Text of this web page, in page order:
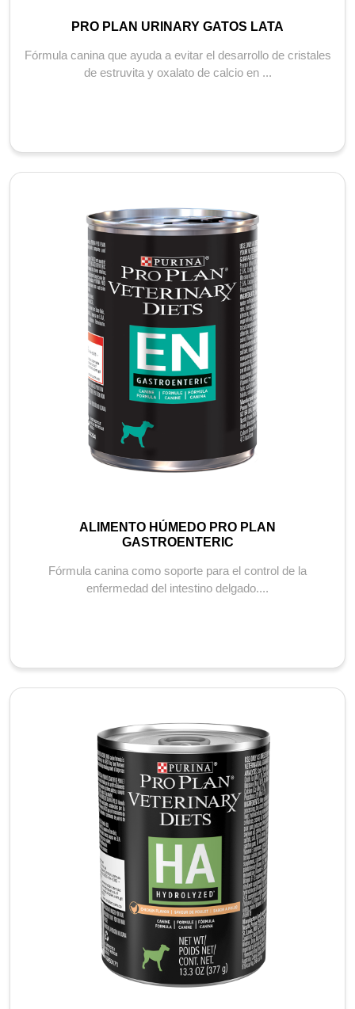
PRO PLAN URINARY GATOS LATA
Fórmula canina que ayuda a evitar el desarrollo de cristales
de estruvita y oxalato de calcio en ...
ALIMENTO HÚMEDO PRO PLAN
GASTROENTERIC
Fórmula canina como soporte para el control de la
enfermedad del intestino delgado....